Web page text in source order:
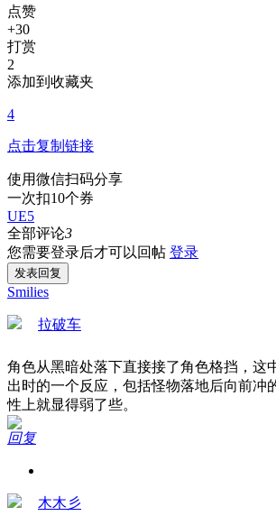
点赞
+30
打赏
2
添加到收藏夹
4
点击复制链接
使用微信扫码分享
一次扣10个券
UE5
全部评论3
您需要登录后才可以回帖 登录
发表回复
Smilies
拉破车
角色从黑暗处落下直接接了角色格挡，这
出时的一个反应，包括怪物落地后向前冲
性上就显得弱了些。
回复
木木彡